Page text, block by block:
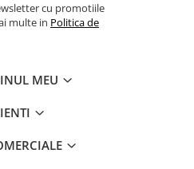
cu promotiile
multe in Politica de
MEU